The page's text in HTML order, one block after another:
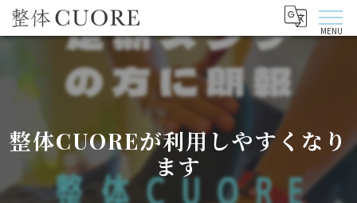
整体CUOREが利用しやすくなり
ます